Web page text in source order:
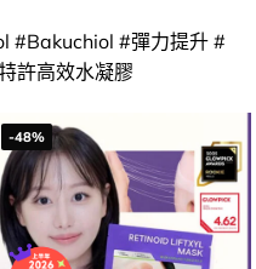
#Bakuchiol #彈力提升 #
許高效水凝膠
-48%